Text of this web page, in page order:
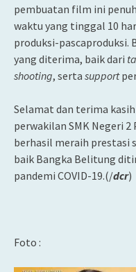
pembuatan film ini
waktu yang tinggal 10
produksi-pascaproduksi.
yang diterima, baik dari
shooting, serta support
Selamat dan terima
perwakilan SMK Negeri
berhasil meraih prestasi
baik Bangka Belitung
pandemi COVID-19.(/dcr)
Foto :